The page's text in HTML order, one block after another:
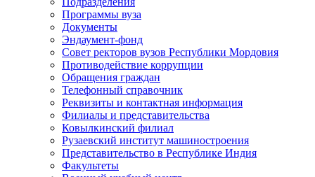
Программы вуза
Документы
Эндаумент-фонд
Совет ректоров вузов Республики Мордовия
Противодействие коррупции
Обращения граждан
Телефонный справочник
Реквизиты и контактная информация
Филиалы и представительства
Ковылкинский филиал
Рузаевский институт машиностроения
Представительство в Республике Индия
Факультеты